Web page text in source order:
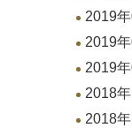
2019
2019
2019
2018
2018